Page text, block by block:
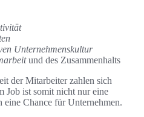
Unternehmenskultur
und des Zusammenhalts
der Mitarbeiter zahlen sich
Job ist somit nicht nur eine
eine Chance für Unternehmen.